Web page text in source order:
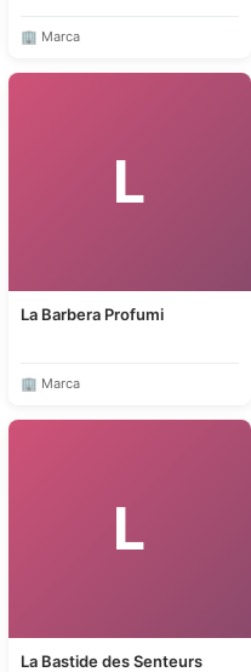
🏢 Marca
L
La Barbera Profumi
🏢 Marca
L
La Bastide des Senteurs